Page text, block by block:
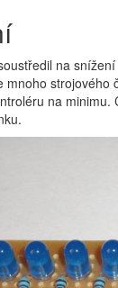
na
mnoho
na minimu.